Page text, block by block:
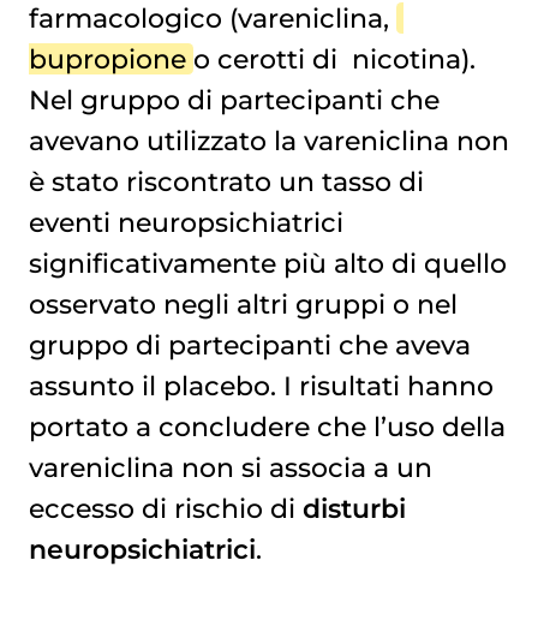
farmacologico (vareniclina,
bupropioneo cerotti di nicotina).
Nel gruppo di partecipanti che
avevano utilizzato la vareniclina non
è stato riscontrato un tasso di
eventi neuropsichiatrici
significativamente più alto di quello
osservato negli altri gruppi o nel
gruppo di partecipanti che aveva
assunto il placebo. I risultati hanno
portato a concludere che l’uso della
vareniclina non si associa a un
eccesso di rischio di disturbi
neuropsichiatrici.